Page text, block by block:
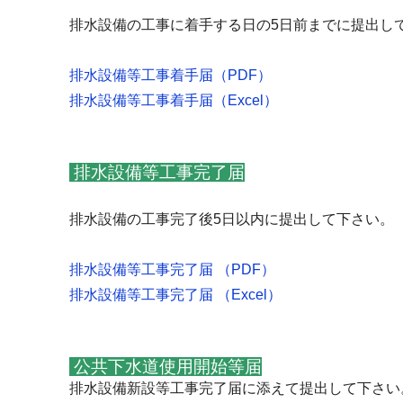
排水設備の工事に着手する日の5日前までに提出し
排水設備等工事着手届（ PDF）
排水設備等工事着手届（ Excel ）
排水設備等工事完了届
排水設備の工事完了後5日以内に提出して下さい。
排水設備等工事完了届 （ PDF）
排水設備等工事完了届
（ Excel ）
公共下水道使用開始等届
排水設備新設等工事完了届に添えて提出して下さい